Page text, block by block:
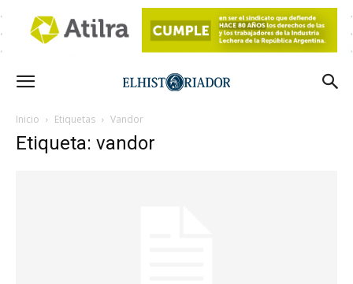
Inicio Etiquetas Vandor
Etiqueta: vandor